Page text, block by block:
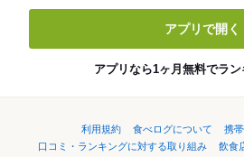
アプリで開く
アプリなら1ヶ月無料でラン
利用規約 食べログについて
携
口コミ・ランキングに対する取り組み
飲食